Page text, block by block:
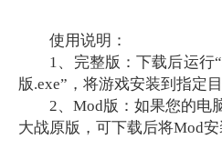
使用说明：
1、完整版：下载后运行“
版.exe”，将游戏安装到指定目
2、Mod版：如果您的电
大战原版，可下载后将Mod安